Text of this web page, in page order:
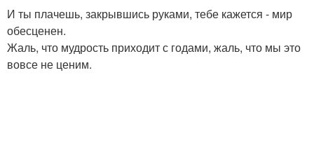
И ты плачешь, закрывшись руками, тебе кажется - мир
обесценен.
Жаль, что мудрость приходит с годами, жаль, что мы это
вовсе не ценим.